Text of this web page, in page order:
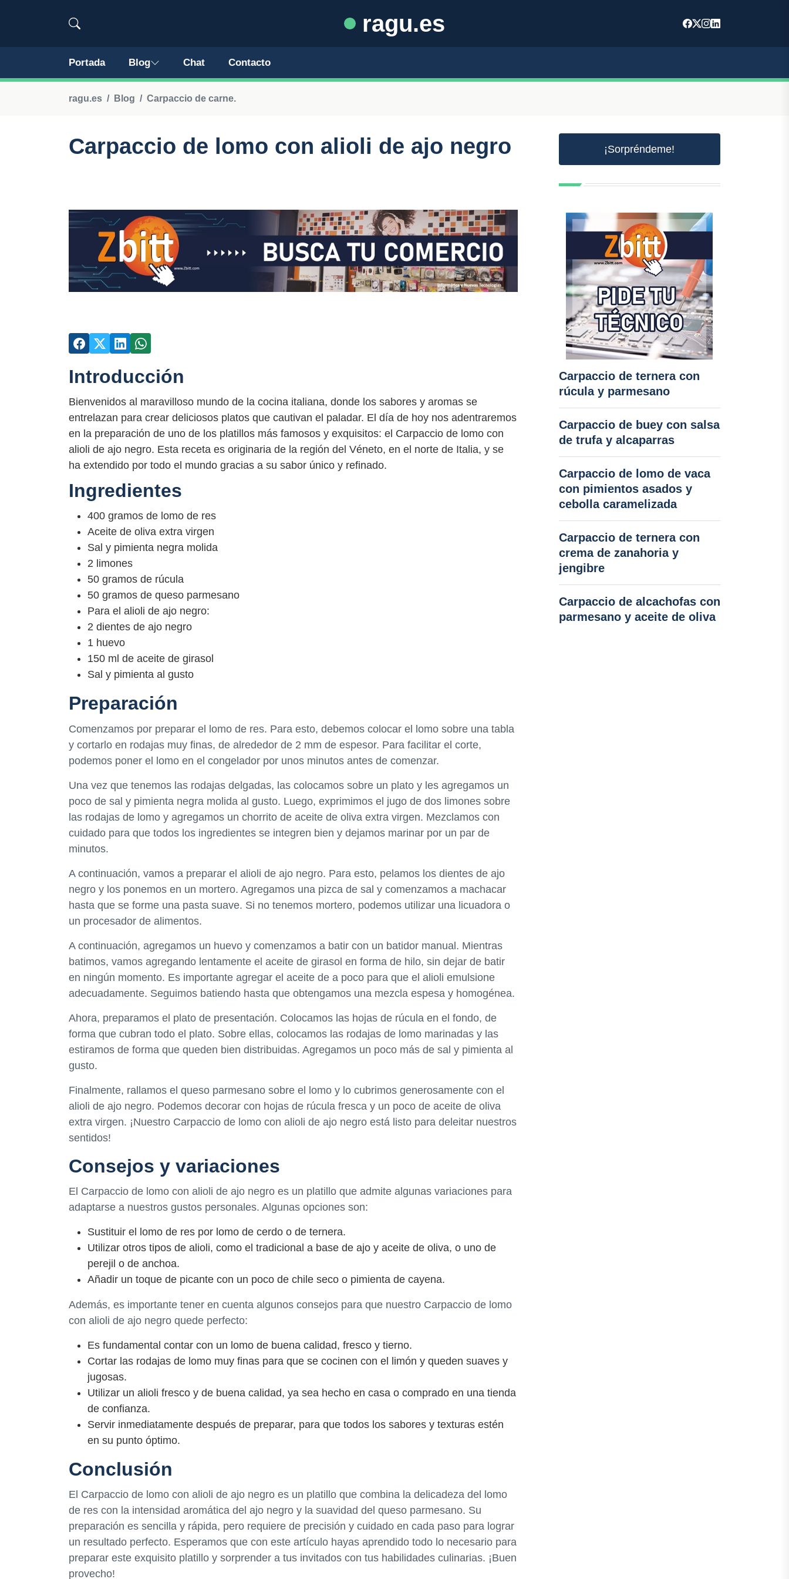
ragu.es
Portada Blog Chat Contacto
ragu.es Blog Carpaccio de carne.
Carpaccio de lomo con alioli de ajo negro
Introducción
Bienvenidos al maravilloso mundo de la cocina italiana, donde los sabores y aromas se
entrelazan para crear deliciosos platos que cautivan el paladar. El día de hoy nos adentraremos
en la preparación de uno de los platillos más famosos y exquisitos: el Carpaccio de lomo con
alioli de ajo negro. Esta receta es originaria de la región del Véneto, en el norte de Italia, y se
ha extendido por todo el mundo gracias a su sabor único y refinado.
Ingredientes
400 gramos de lomo de res
Aceite de oliva extra virgen
Sal y pimienta negra molida
2 limones
50 gramos de rúcula
50 gramos de queso parmesano
Para el alioli de ajo negro:
2 dientes de ajo negro
1 huevo
150 ml de aceite de girasol
Sal y pimienta al gusto
Preparación
Comenzamos por preparar el lomo de res. Para esto, debemos colocar el lomo sobre una tabla
y cortarlo en rodajas muy finas, de alrededor de 2 mm de espesor. Para facilitar el corte,
podemos poner el lomo en el congelador por unos minutos antes de comenzar.
Una vez que tenemos las rodajas delgadas, las colocamos sobre un plato y les agregamos un
poco de sal y pimienta negra molida al gusto. Luego, exprimimos el jugo de dos limones sobre
las rodajas de lomo y agregamos un chorrito de aceite de oliva extra virgen. Mezclamos con
cuidado para que todos los ingredientes se integren bien y dejamos marinar por un par de
minutos.
A continuación, vamos a preparar el alioli de ajo negro. Para esto, pelamos los dientes de ajo
negro y los ponemos en un mortero. Agregamos una pizca de sal y comenzamos a machacar
hasta que se forme una pasta suave. Si no tenemos mortero, podemos utilizar una licuadora o
un procesador de alimentos.
A continuación, agregamos un huevo y comenzamos a batir con un batidor manual. Mientras
batimos, vamos agregando lentamente el aceite de girasol en forma de hilo, sin dejar de batir
en ningún momento. Es importante agregar el aceite de a poco para que el alioli emulsione
adecuadamente. Seguimos batiendo hasta que obtengamos una mezcla espesa y homogénea.
Ahora, preparamos el plato de presentación. Colocamos las hojas de rúcula en el fondo, de
forma que cubran todo el plato. Sobre ellas, colocamos las rodajas de lomo marinadas y las
estiramos de forma que queden bien distribuidas. Agregamos un poco más de sal y pimienta al
gusto.
Finalmente, rallamos el queso parmesano sobre el lomo y lo cubrimos generosamente con el
alioli de ajo negro. Podemos decorar con hojas de rúcula fresca y un poco de aceite de oliva
extra virgen. ¡Nuestro Carpaccio de lomo con alioli de ajo negro está listo para deleitar nuestros
sentidos!
Consejos y variaciones
El Carpaccio de lomo con alioli de ajo negro es un platillo que admite algunas variaciones para
adaptarse a nuestros gustos personales. Algunas opciones son:
Sustituir el lomo de res por lomo de cerdo o de ternera.
Utilizar otros tipos de alioli, como el tradicional a base de ajo y aceite de oliva, o uno de
perejil o de anchoa.
Añadir un toque de picante con un poco de chile seco o pimienta de cayena.
Además, es importante tener en cuenta algunos consejos para que nuestro Carpaccio de lomo
con alioli de ajo negro quede perfecto:
Es fundamental contar con un lomo de buena calidad, fresco y tierno.
Cortar las rodajas de lomo muy finas para que se cocinen con el limón y queden suaves y
jugosas.
Utilizar un alioli fresco y de buena calidad, ya sea hecho en casa o comprado en una tienda
de confianza.
Servir inmediatamente después de preparar, para que todos los sabores y texturas estén
en su punto óptimo.
Conclusión
El Carpaccio de lomo con alioli de ajo negro es un platillo que combina la delicadeza del lomo
de res con la intensidad aromática del ajo negro y la suavidad del queso parmesano. Su
preparación es sencilla y rápida, pero requiere de precisión y cuidado en cada paso para lograr
un resultado perfecto. Esperamos que con este artículo hayas aprendido todo lo necesario para
preparar este exquisito platillo y sorprender a tus invitados con tus habilidades culinarias. ¡Buen
provecho!
¡Sorpréndeme!
Carpaccio de ternera con
rúcula y parmesano
Carpaccio de buey con salsa
de trufa y alcaparras
Carpaccio de lomo de vaca
con pimientos asados y
cebolla caramelizada
Carpaccio de ternera con
crema de zanahoria y
jengibre
Carpaccio de alcachofas con
parmesano y aceite de oliva